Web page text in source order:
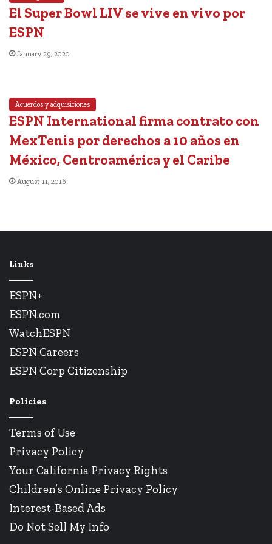
El Super Bowl LIV se vive en vivo por
ESPN
January 29, 2020
Acuerdos y adquisiciones
ESPN International firma contrato con
MexTenis por derechos a 10 años en
México, Centroamérica y el Caribe
August 11, 2016
Links
ESPN+
ESPN.com
WatchESPN
ESPN Careers
ESPN Corp Citizenship
Policies
Terms of Use
Privacy Policy
Your California Privacy Rights
Children’s Online Privacy Policy
Interest-Based Ads
Do Not Sell My Info